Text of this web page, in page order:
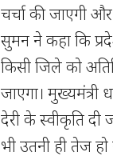
चर्चा की जाएगी
सुमन ने कहा कि
किसी जिले को
जाएगा। मुख्यमंत्री
देरी के स्वीकृति दी
भी उतनी ही तेज